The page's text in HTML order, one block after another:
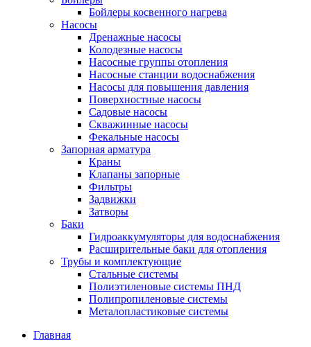
Бойлеры косвенного нагрева
Насосы
Дренажные насосы
Колодезные насосы
Насосные группы отопления
Насосные станции водоснабжения
Насосы для повышения давления
Поверхностные насосы
Садовые насосы
Скважинные насосы
Фекальные насосы
Запорная арматура
Краны
Клапаны запорные
Фильтры
Задвижки
Затворы
Баки
Гидроаккумуляторы для водоснабжения
Расширительные баки для отопления
Трубы и комплектующие
Стальные системы
Полиэтиленовые системы ПНД
Полипропиленовые системы
Металопластиковые системы
Главная